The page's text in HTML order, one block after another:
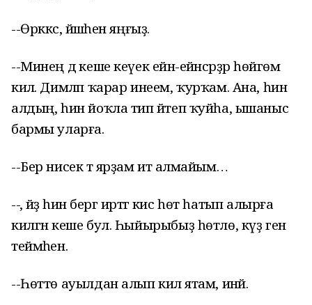
--Өрккәс, йәшәһен яңғыҙ.
--Минең дә кеше кеүек ейән-ейәнсәрҙәр һөйгөм
килә. Димләп ҡарар инеем, ҡурҡам. Ана, һин
алдың, һин йоҡла тип әйтеп ҡуйһа, ышаныс
бармы уларға.
--Бер нисек тә ярҙам итә алмайым…
--әәә, әйҙә һин бергә иртәгә кис һөт һатып алырға
килгән кеше бул. Һыйырыбыҙ һөтлө, күҙ генә
теймәһен.
--Һөттө ауылдан алып килә ятам, инәй.